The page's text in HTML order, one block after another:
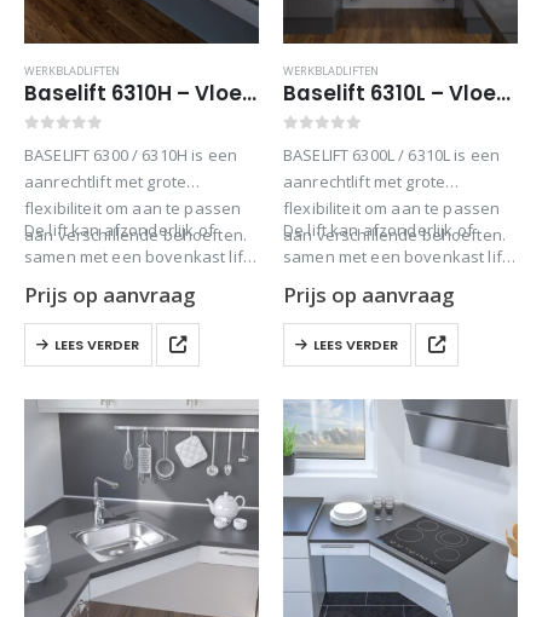
WERKBLADLIFTEN
Baselift 6310H – Vloergemonteerd – 103 mm dik
BASELIFT 6300 / 6310H is een
aanrechtlift met grote
flexibiliteit om aan te passen
aan verschillende behoeften.
De lift kan afzonderlijk of
samen met een bovenkast lift
van HomeCare Innovation BV…
Prijs op aanvraag
LEES VERDER
WERKBLADLIFTEN
Baselift 6310L – Vloergemonteerd – 40 mm dik
BASELIFT 6300L / 6310L is een
aanrechtlift met grote
flexibiliteit om aan te passen
aan verschillende behoeften.
De lift kan afzonderlijk of
samen met een bovenkast lift
van HomeCare Innovation BV…
Prijs op aanvraag
LEES VERDER